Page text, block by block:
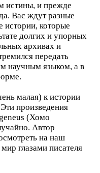
истины, и прежде
Вас ждут разные
истории, которые
долгих и упорных
архивах и
передать
научным языком, а в
малая) к истории
произведения
(Хомо
Автор
на наш
глазами писателя